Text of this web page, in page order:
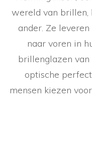
wereld van brillen,
ander. Ze
naar voren in
brillenglazen van
optische
mensen kiezen